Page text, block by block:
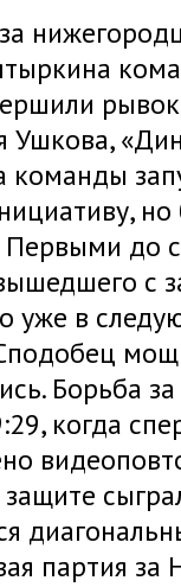
Ушкова,
до
с
уже в
Борьба
когда
партия за